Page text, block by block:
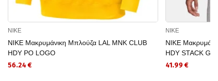
NIKE
NIKE Μακρυμάνικη Μπλούζα LAL MNK CLUB
HDY PO LOGO
56.24 €
NIKE
NIKE
HDY STACK GX
41.99 €